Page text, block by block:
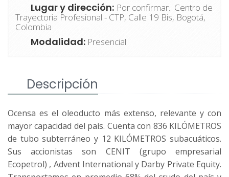
Lugar y dirección: Por confirmar. Centro de
Trayectoria Profesional - CTP, Calle 19 Bis, Bogotá,
Colombia
Modalidad: Presencial
Descripción
Ocensa es el oleoducto más extenso, relevante y con
mayor capacidad del país. Cuenta con 836 KILÓMETROS
de tubo subterráneo y 12 KILÓMETROS subacuáticos.
Sus accionistas son CENIT (grupo empresarial
Ecopetrol) , Advent International y Darby Private Equity.